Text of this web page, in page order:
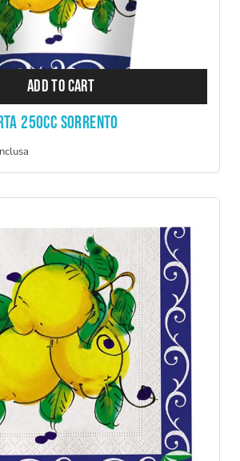
ADD TO CART
250CC SORRENTO